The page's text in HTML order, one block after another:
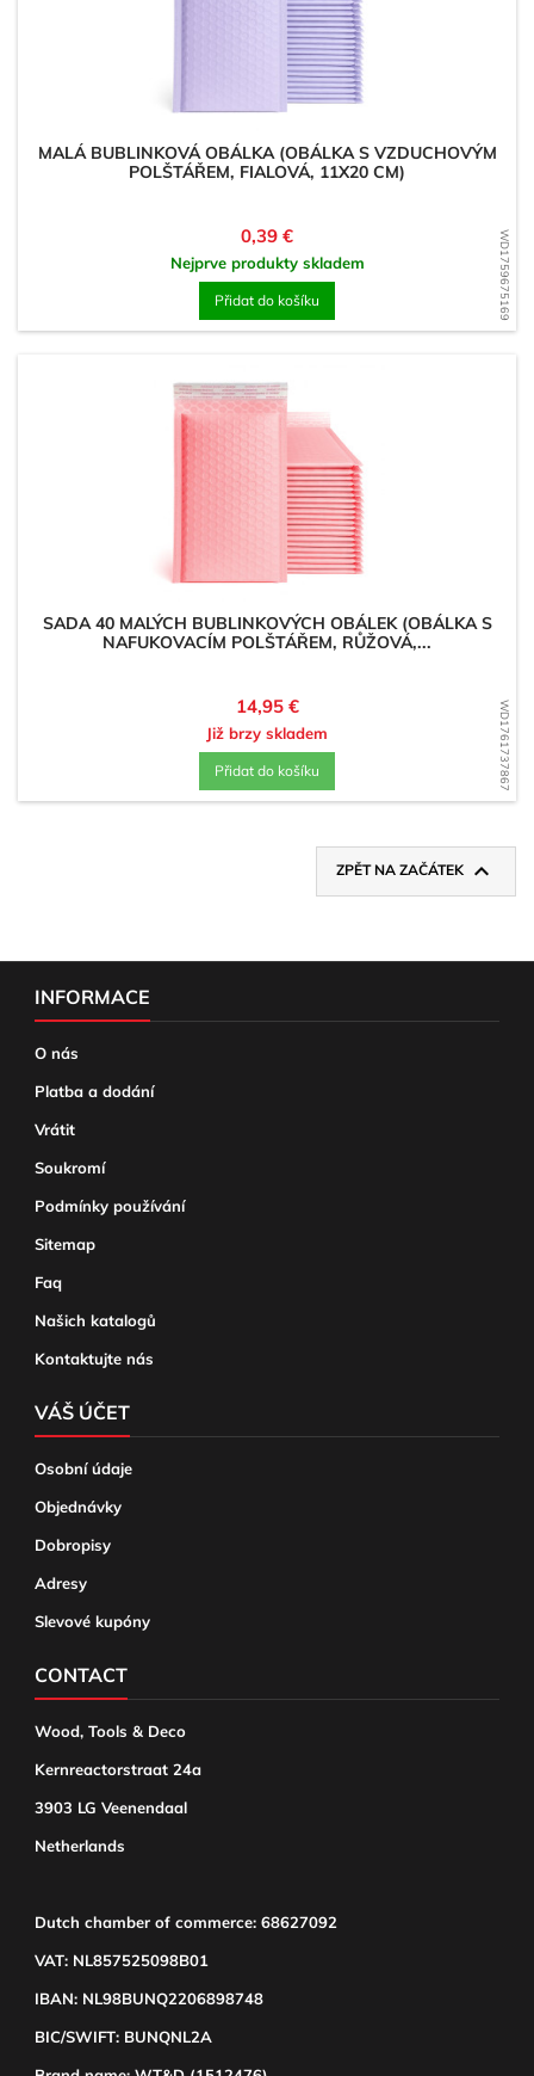
WD1759675169
MALÁ BUBLINKOVÁ OBÁLKA (OBÁLKA S VZDUCHOVÝM
POLŠTÁŘEM, FIALOVÁ, 11X20 CM)
Cena
0,39 €
Nejprve produkty skladem
Přidat do košíku
WD1761737867
SADA 40 MALÝCH BUBLINKOVÝCH OBÁLEK (OBÁLKA S
NAFUKOVACÍM POLŠTÁŘEM, RŮŽOVÁ,...
Cena
14,95 €
Již brzy skladem
Přidat do košíku
ZPĚT NA ZAČÁTEK 
INFORMACE
O nás
Platba a dodání
Vrátit
Soukromí
Podmínky používání
Sitemap
Faq
Našich katalogů
Kontaktujte nás
VÁŠ ÚČET
Osobní údaje
Objednávky
Dobropisy
Adresy
Slevové kupóny
CONTACT
Wood, Tools & Deco
Kernreactorstraat 24a
3903 LG Veenendaal
Netherlands
Dutch chamber of commerce: 68627092
VAT: NL857525098B01
IBAN: NL98BUNQ2206898748
BIC/SWIFT: BUNQNL2A